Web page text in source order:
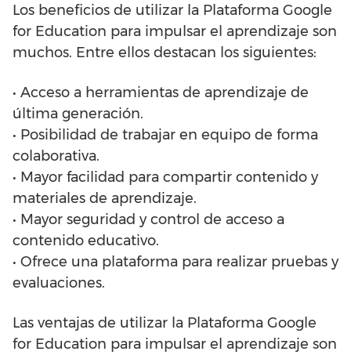
Los beneficios de utilizar la Plataforma Google
for Education para impulsar el aprendizaje son
muchos. Entre ellos destacan los siguientes:
• Acceso a herramientas de aprendizaje de
última generación.
• Posibilidad de trabajar en equipo de forma
colaborativa.
• Mayor facilidad para compartir contenido y
materiales de aprendizaje.
• Mayor seguridad y control de acceso a
contenido educativo.
• Ofrece una plataforma para realizar pruebas y
evaluaciones.
Las ventajas de utilizar la Plataforma Google
for Education para impulsar el aprendizaje son